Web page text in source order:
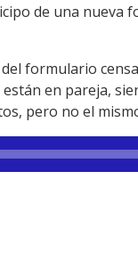
de una nueva
formulario
en pareja,
pero no el